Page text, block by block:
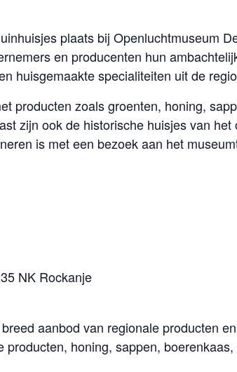
plaats bij Openluchtmuseum
en producenten hun
huisgemaakte specialiteiten uit de
producten zoals groenten, honing,
zijn ook de historische huisjes van het
is met een bezoek aan het
NK Rockanje
aanbod van regionale producten
honing, sappen,